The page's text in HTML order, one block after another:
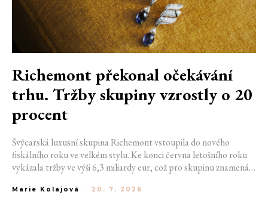
Richemont překonal očekávání
trhu. Tržby skupiny vzrostly o 20
procent
Švýcarská luxusní skupina Richemont vstoupila do nového
fiskálního roku ve velkém stylu. Ke konci června letošního roku
vykázala tržby ve výši 6,3 miliardy eur, což pro skupinu znamená
luxusním zůstává i přes přetrvávající ekonomickou nejistotu
Marie Kolajová - 20. 7. 2026